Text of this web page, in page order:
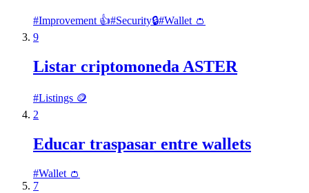
#Improvement 👍#Security🔒#Wallet 👛
9
Listar criptomoneda ASTER
#Listings 🪙
2
Educar traspasar entre wallets
#Wallet 👛
7